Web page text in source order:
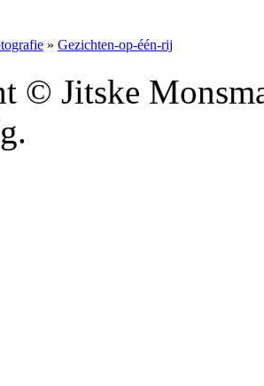
» Gezichten-op-één-rij
© Jitske